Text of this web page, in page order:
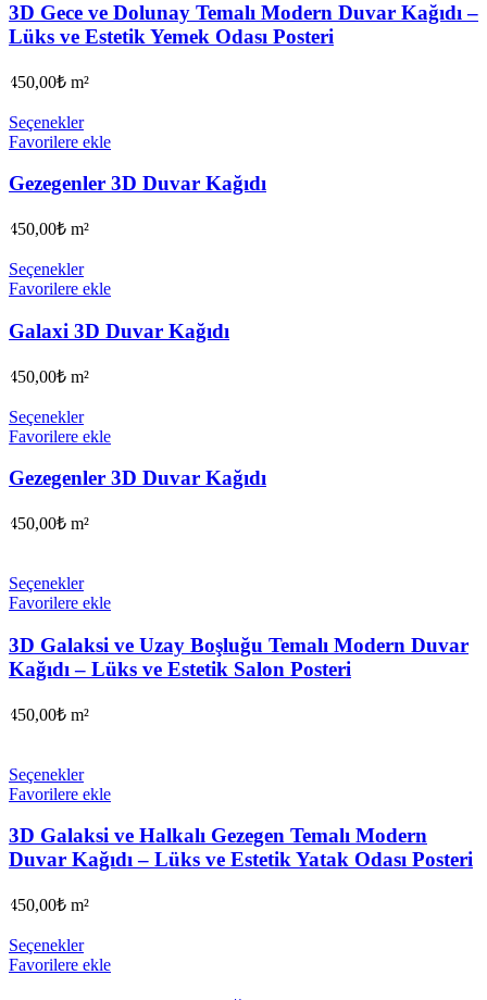
3D Gece ve Dolunay Temalı Modern Duvar Kağıdı –
Lüks ve Estetik Yemek Odası Posteri
450,00₺ m²
Seçenekler
Favorilere ekle
Gezegenler 3D Duvar Kağıdı
450,00₺ m²
Seçenekler
Favorilere ekle
Galaxi 3D Duvar Kağıdı
450,00₺ m²
Seçenekler
Favorilere ekle
Gezegenler 3D Duvar Kağıdı
450,00₺ m²
Seçenekler
Favorilere ekle
3D Galaksi ve Uzay Boşluğu Temalı Modern Duvar
Kağıdı – Lüks ve Estetik Salon Posteri
450,00₺ m²
Seçenekler
Favorilere ekle
3D Galaksi ve Halkalı Gezegen Temalı Modern
Duvar Kağıdı – Lüks ve Estetik Yatak Odası Posteri
450,00₺ m²
Seçenekler
Favorilere ekle